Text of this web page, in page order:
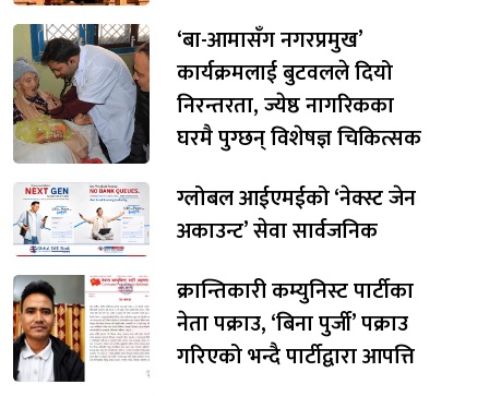
‘बा-आमासँग नगरप्रमुख’
कार्यक्रमलाई बुटवलले दियो
निरन्तरता, ज्येष्ठ नागरिकका
घरमै पुग्छन् विशेषज्ञ चिकित्सक
ग्लोबल आईएमईको ‘नेक्स्ट जेन
अकाउन्ट’ सेवा सार्वजनिक
क्रान्तिकारी कम्युनिस्ट पार्टीका
नेता पक्राउ, ‘बिना पुर्जी’ पक्राउ
गरिएको भन्दै पार्टीद्वारा आपत्ति